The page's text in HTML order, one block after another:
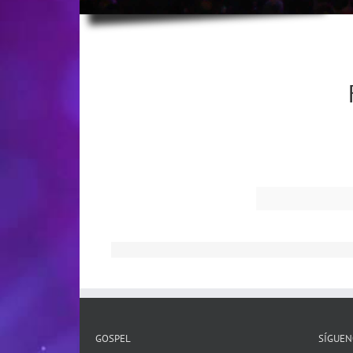
GOSPEL